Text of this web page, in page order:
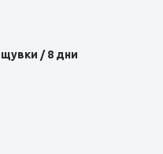
/ 8 дни